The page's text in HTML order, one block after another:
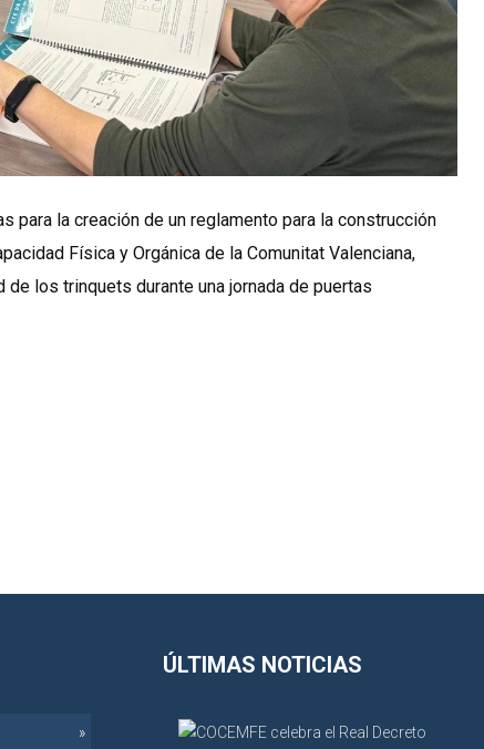
para la creación de un reglamento para la construcción
Física y Orgánica de la Comunitat Valenciana,
de los trinquets durante una jornada de puertas
ÚLTIMAS NOTICIAS